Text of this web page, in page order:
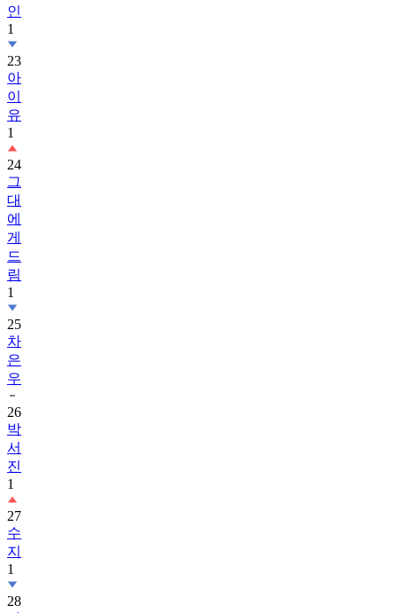
인
1
23
아
이
유
1
24
그
대
에
게
드
림
1
25
차
은
우
26
박
서
진
1
27
수
지
1
28